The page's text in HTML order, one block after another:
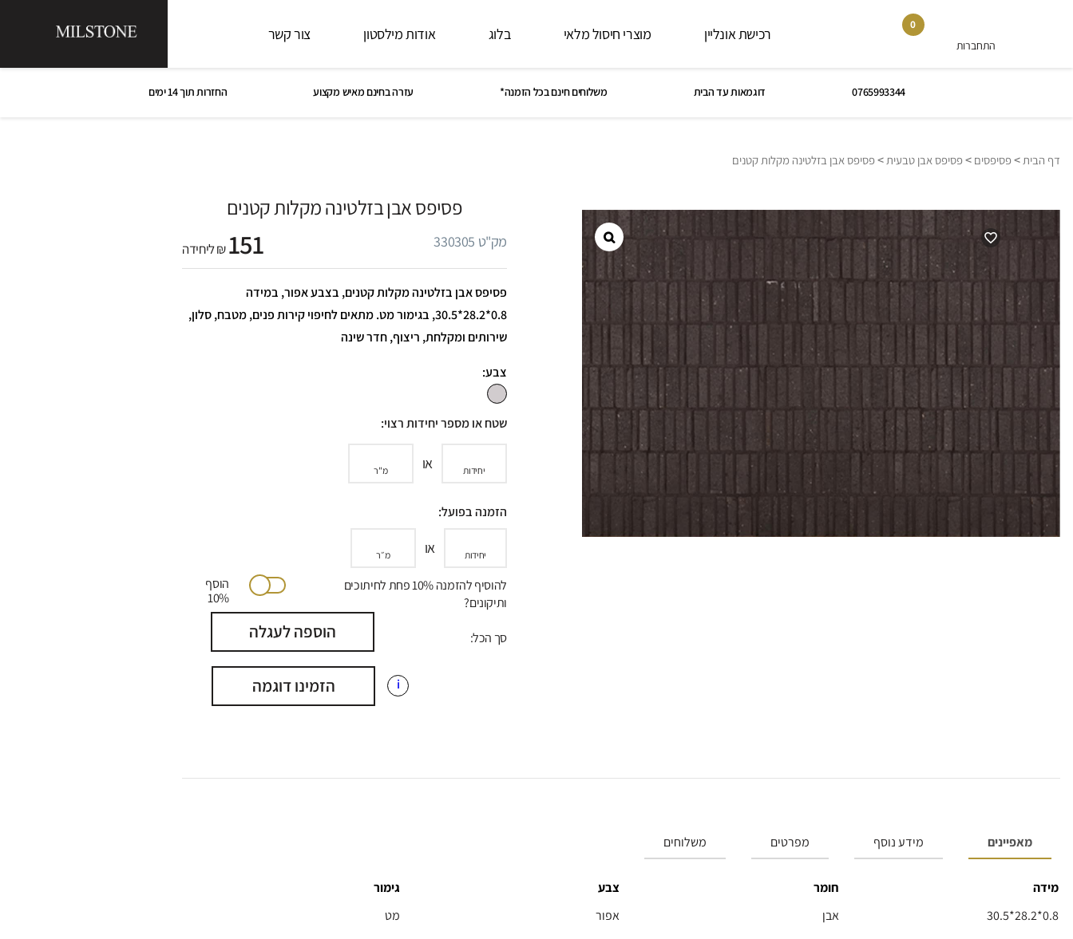
התחברות
0
רכישת אונליין מוצרי חיסול מלאי בלוג אודות מילסטון צור קשר
0765993344 דוגמאות עד הבית משלוחים חינם בכל הזמנה* עזרה בחינם מאיש מקצוע החזרות תוך 14 ימים
דף הבית>פסיפסים >פסיפס אבן טבעית>פסיפס אבן בזלטינה מקלות קטנים
פסיפס אבן בזלטינה מקלות קטנים
מק"ט 330305 151₪ ליחידה
פסיפס אבן בזלטינה מקלות קטנים, בצבע אפור, במידה
0.8*28.2*30.5, בגימור מט. מתאים לחיפוי קירות פנים, מטבח, סלון,
שירותים ומקלחת, ריצוף, חדר שינה
צבע:
שטח או מספר יחידות רצוי:
יחידות או מ"ר
הזמנה בפועל:
יחידות או מ״ר
להוסיף להזמנה 10% פחת לחיתוכים
ותיקונים?
הוסף
10%
סך הכל: הוספה לעגלה
הזמינו דוגמה i
מאפיינים מידע נוסף מפרטים משלוחים
מידה
30.5*28.2*0.8
חומר
אבן
צבע
אפור
גימור
מט